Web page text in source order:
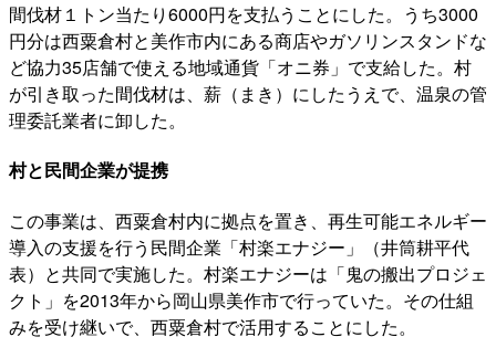
間伐材１トン当たり6000円を支払うことにした。うち3000
円分は西粟倉村と美作市内にある商店やガソリンスタンドな
ど協力35店舗で使える地域通貨「オニ券」で支給した。村
が引き取った間伐材は、薪（まき）にしたうえで、温泉の管
理委託業者に卸した。
村と民間企業が提携
この事業は、西粟倉村内に拠点を置き、再生可能エネルギー
導入の支援を行う民間企業「村楽エナジー」（井筒耕平代
表）と共同で実施した。村楽エナジーは「鬼の搬出プロジェ
クト」を2013年から岡山県美作市で行っていた。その仕組
みを受け継いで、西粟倉村で活用することにした。